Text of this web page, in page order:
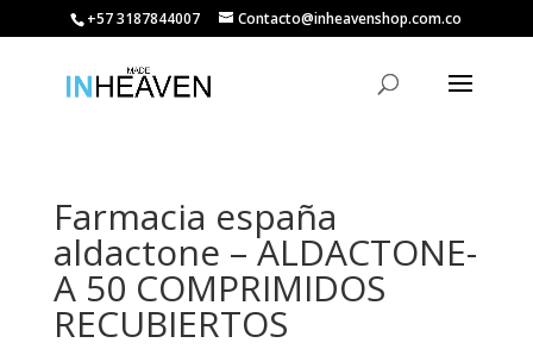
+57 3187844007 Contacto@inheavenshop.com.co
Farmacia españa
aldactone – ALDACTONE-
A 50 COMPRIMIDOS
RECUBIERTOS